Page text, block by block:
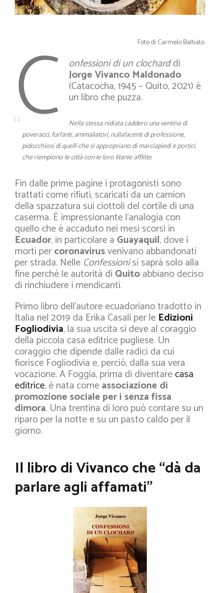
Foto di Carmelo Battiato.
C onfessioni di un clocharddi
Jorge Vivanco Maldonado
(Catacocha, 1945 – Quito, 2021) è
un libro che puzza.
Nella stessa nidiata caddero una ventina di
poveracci, furfanti, ammaliatori, nullafacenti di professione,
pidocchiosi di quelli che si appropriano di marciapiedi e portici,
che riempiono le città con le loro litanie afflitte.
Fin dalle prime pagine i protagonisti sono
trattati come rifiuti, scaricati da un camion
della spazzatura sui ciottoli del cortile di una
caserma. È impressionante l’analogia con
quello che è accaduto nei mesi scorsi in
Ecuador, in particolare a Guayaquil, dove i
morti percoronavirusvenivano abbandonati
per strada. Nelle Confessionisi saprà solo alla
fine perché le autorità di Quitoabbiano deciso
di rinchiudere i mendicanti.
Primo libro dell’autore ecuadoriano tradotto in
Italia nel 2019 da Erika Casali per le Edizioni
Fogliodivia, la sua uscita si deve al coraggio
della piccola casa editrice pugliese. Un
coraggio che dipende dalle radici da cui
fiorisce Fogliodivia e, perciò, dalla sua vera
vocazione. A Foggia, prima di diventarecasa
editrice, è nata comeassociazione di
promozione sociale peri senza fissa
dimora. Una trentina di loro può contare su un
riparo per la notte e su un pasto caldo per il
giorno.
Il libro di Vivanco che “dà da
parlare agli affamati”